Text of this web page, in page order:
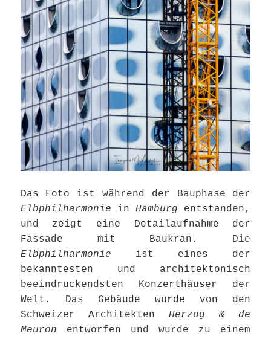
Das Foto ist während der Bauphase der
Elbphilharmonie inHamburg entstanden,
und zeigt eine Detailaufnahme der
Fassade mit Baukran. Die
Elbphilharmonie ist eines der
bekanntesten und architektonisch
beeindruckendsten Konzerthäuser der
Welt. Das Gebäude wurde von den
Schweizer Architekten Herzog & de
Meuron entworfen und wurde zu einem